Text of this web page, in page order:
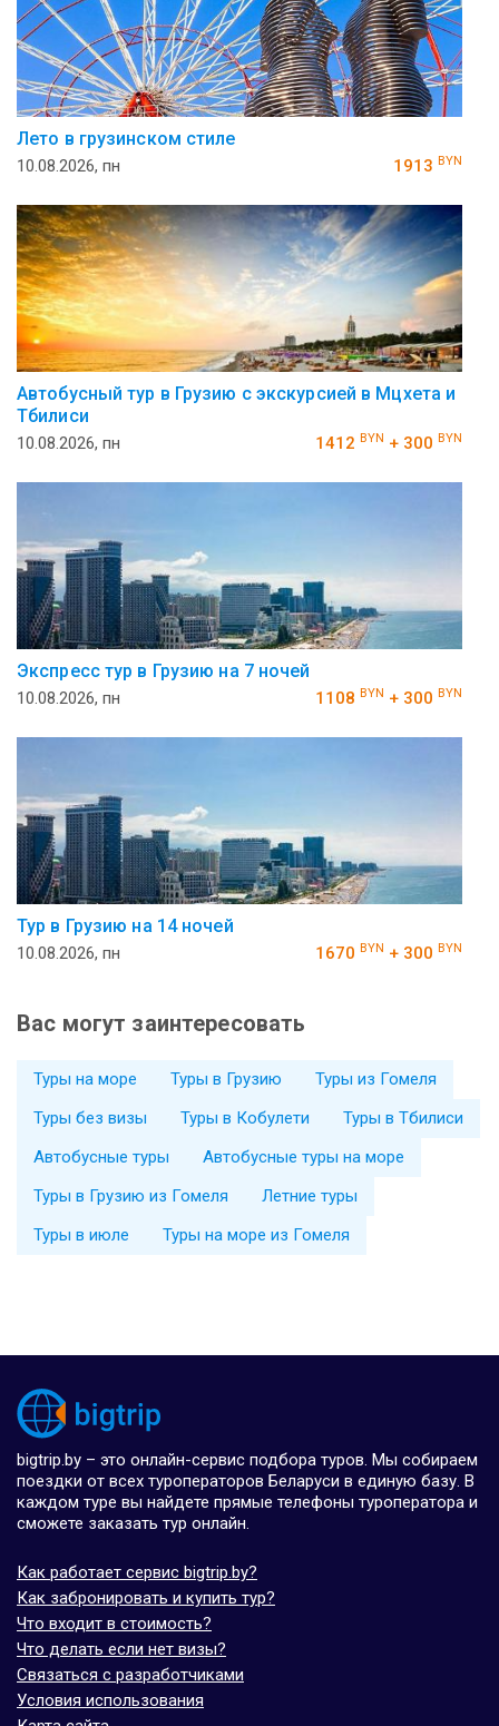
Лето в грузинском стиле
10.08.2026, пн 1913 BYN
Автобусный тур в Грузию с экскурсией в Мцхета и
Тбилиси
10.08.2026, пн 1412 BYN + 300 BYN
Экспресс тур в Грузию на 7 ночей
10.08.2026, пн 1108 BYN + 300 BYN
Тур в Грузию на 14 ночей
10.08.2026, пн 1670 BYN + 300 BYN
Вас могут заинтересовать
Туры на море Туры в Грузию
Туры из Гомеля
Туры без визы
Туры в Кобулети
Туры в Тбилиси
Автобусные туры
Автобусные туры на море
Туры в Грузию из Гомеля
Летние туры
Туры в июле
Туры на море из Гомеля
bigtrip.by – это онлайн-сервис подбора туров. Мы собираем
поездки от всех туроператоров Беларуси в единую базу. В
каждом туре вы найдете прямые телефоны туроператора и
сможете заказать тур онлайн.
Как работает сервис bigtrip.by?
Как забронировать и купить тур?
Что входит в стоимость?
Что делать если нет визы?
Связаться с разработчиками
Условия использования